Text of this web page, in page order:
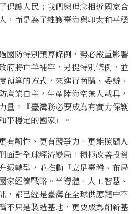
保護人民；我們與理念相近國家合
，而是為了維護臺海與印太和平穩
國防特別預算條例，勢必嚴重影響
府將亡羊補牢，另提特別條例，並
預算的方式，來進行商購、委辦、
產業自主，生產陸海空無人載具，
量。『臺灣務必要成為有實力保護
平穩定的國家』。
有韌性、更有競爭力、更能照顧人
面對全球經濟變局，積極改善投資
級轉型，並推動『立足臺灣、布局
家經濟戰略。半導體、人工智慧、
，都已經是臺灣在全球供應鏈中不
不只是製造基地，更要成為創新基